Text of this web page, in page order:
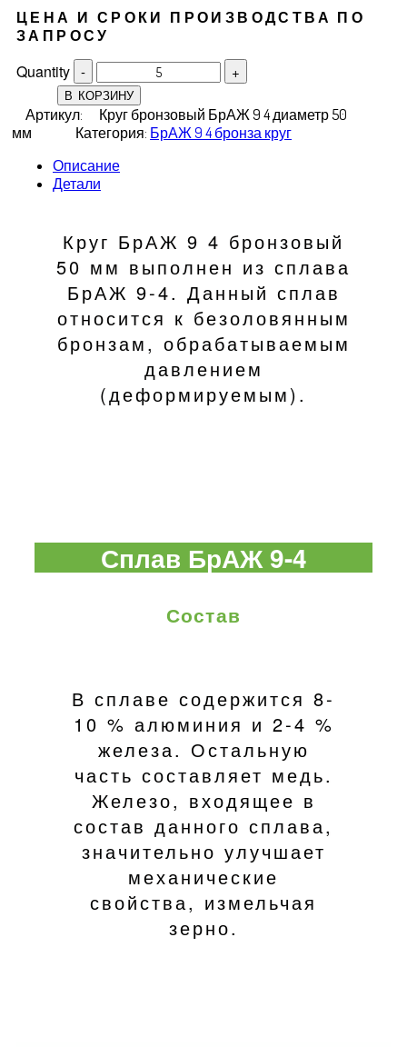
ЦЕНА И СРОКИ ПРОИЗВОДСТВА ПО
ЗАПРОСУ
Quantity
В КОРЗИНУ
Артикул:
Круг бронзовый БрАЖ 9 4 диаметр 50
мм
Категория: БрАЖ 9 4 бронза круг
Описание
Детали
Круг БрАЖ 9 4 бронзовый
50 мм выполнен из сплава
БрАЖ 9-4. Данный сплав
относится к безоловянным
бронзам, обрабатываемым
давлением
(деформируемым).
Сплав БрАЖ 9-4
Состав
В сплаве содержится 8-
10 % алюминия и 2-4 %
железа. Остальную
часть составляет медь.
Железо, входящее в
состав данного сплава,
значительно улучшает
механические
свойства, измельчая
зерно.